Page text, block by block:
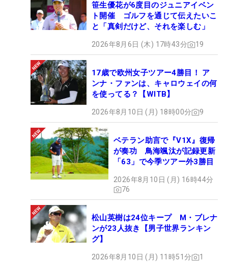
笹生優花が6度目のジュニアイベン
ト開催 ゴルフを通じて伝えたいこ
と「真剣だけど、それを楽しむ」
2026年8月6日 (木) 17時43分 19
17歳で欧州女子ツアー4勝目！ ア
ンナ・ファンは、キャロウェイの何
を使ってる？【WITB】
2026年8月10日 (月) 18時00分 9
ベテラン助言で『V1X』復帰
が奏功 鳥海颯汰が記録更新
「63」で今季ツアー外3勝目
2026年8月10日 (月) 16時44分
76
松山英樹は24位キープ M・ブレナ
ンが23人抜き【男子世界ランキン
グ】
2026年8月10日 (月) 11時51分 1